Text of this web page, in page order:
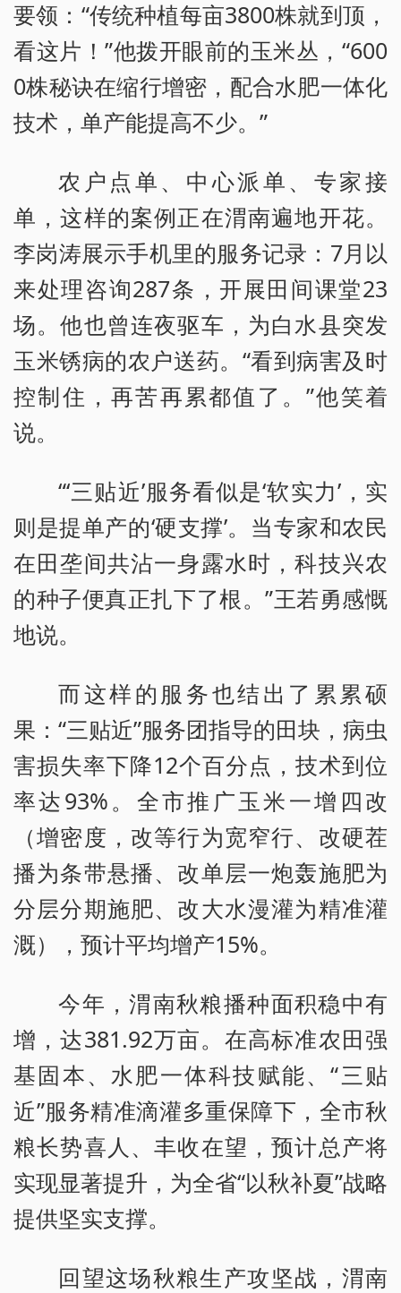
要领：“传统种植每亩3800株就到顶，
看这片！”他拨开眼前的玉米丛，“600
0株秘诀在缩行增密，配合水肥一体化
技术，单产能提高不少。”
农户点单、中心派单、专家接
单，这样的案例正在渭南遍地开花。
李岗涛展示手机里的服务记录：7月以
来处理咨询287条，开展田间课堂23
场。他也曾连夜驱车，为白水县突发
玉米锈病的农户送药。“看到病害及时
控制住，再苦再累都值了。”他笑着
说。
“‘三贴近’服务看似是‘软实力’，实
则是提单产的‘硬支撑’。当专家和农民
在田垄间共沾一身露水时，科技兴农
的种子便真正扎下了根。”王若勇感慨
地说。
而这样的服务也结出了累累硕
果：“三贴近”服务团指导的田块，病虫
害损失率下降12个百分点，技术到位
率达93%。全市推广玉米一增四改
（增密度，改等行为宽窄行、改硬茬
播为条带悬播、改单层一炮轰施肥为
分层分期施肥、改大水漫灌为精准灌
溉），预计平均增产15%。
今年，渭南秋粮播种面积稳中有
增，达381.92万亩。在高标准农田强
基固本、水肥一体科技赋能、“三贴
近”服务精准滴灌多重保障下，全市秋
粮长势喜人、丰收在望，预计总产将
实现显著提升，为全省“以秋补夏”战略
提供坚实支撑。
回望这场秋粮生产攻坚战，渭南